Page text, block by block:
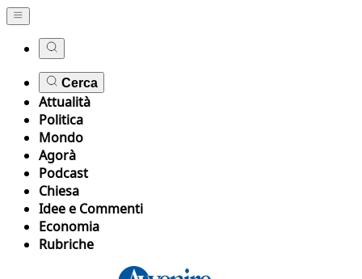
Cerca
Attualità
Politica
Mondo
Agorà
Podcast
Chiesa
Idee e Commenti
Economia
Rubriche